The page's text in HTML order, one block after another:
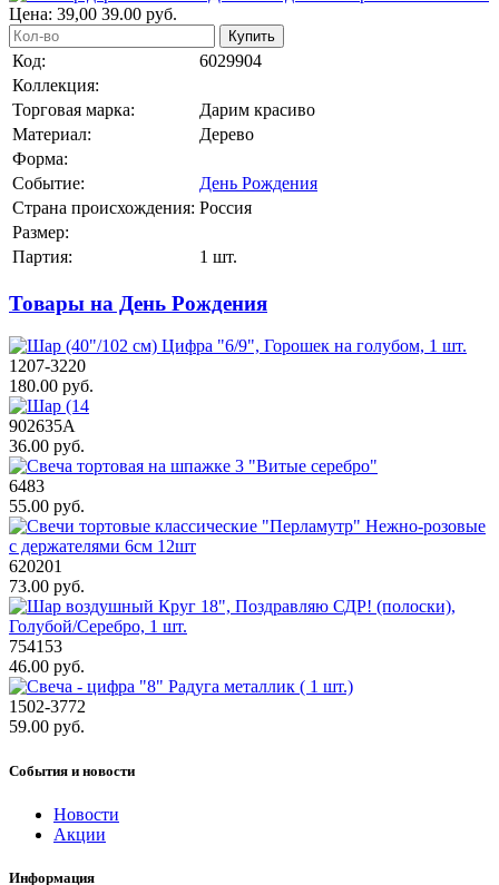
Цена: 39,00 39.00 руб.
Купить
Код:
6029904
Коллекция:
Торговая марка:
Дарим красиво
Материал:
Дерево
Форма:
Событие:
День Рождения
Страна происхождения: Россия
Размер:
Партия:
1 шт.
Товары на День Рождения
1207-3220
180.00 руб.
902635A
36.00 руб.
6483
55.00 руб.
620201
73.00 руб.
754153
46.00 руб.
1502-3772
59.00 руб.
События и новости
Новости
Акции
Информация